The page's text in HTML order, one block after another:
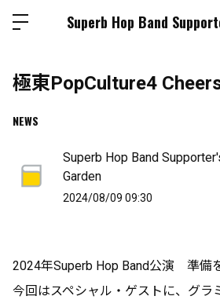
Superb Hop Band
極東PopCulture4
NEWS
Superb Hop Band
Garden
2024/08/09 09:30
2024年Superb Hop Band公演 準備
今回はスペシャル・ゲストに、グラ